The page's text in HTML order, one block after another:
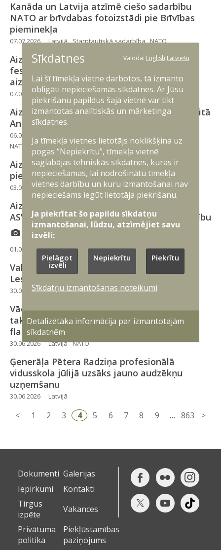
Kanāda un Latvija atzīmē ciešo sadarbību
NATO ar brīvdabas fotoizstādi pie Brīvības
pieminekļa
07.07.2026 Latvijā Starptautiskā sadarbība NATO
Aizsardzības nozares “Drošajā teltī” sarunu
festivālā “Lampa” diskutēs par valsts
aizsardzību un kiberdrošību
07.07.2026 Latvijā
Aizsardzības ministrs piedalīsies NATO samitā
Ankarā
06.07.2026
NATO
Starptautiskā sadarbība Aizsardzības politika
Aizsardzības ministrija aicina uzņēmējus
pieteikties Eiropas Savienības grantiem
03.07.2026 Latvijā Industrija
Aizsardzības ministrijas valsts sekretārs ar
ASV kara ministra vietnieku pārrunā sadarbību
01.07.2026 Latvijā
Valdība atbalsta finansējuma piešķiršanu
Lestenes muzeja ekspozīcijas izveidei
30.06.2026 Latvijā
Vācijas un Nīderlandes korpuss pārņem
taktisko komandvadību NATO austrumu
flangā Latvijā un Igaunijā
30.06.2026 Latvijā NATO
Ģenerāļa Pētera Radziņa profesionālā
vidusskola jūlijā uzsāks jauno audzēkņu
uzņemšanu
30.06.2026 Latvijā
< 1 2 3 4 5 6 7 8 9 … 863 >
Dokumenti Galerijas
Iepirkumi
Kontakti
Tirgus
izpēte
Vakances
Privātuma
politika
Piekļūstamības
paziņojums
Sīkdatnes Valoda: English Latviešu
Lai šī tīmekļa vietne darbotos, tā izmanto
obligāti nepieciešamās sīkdatnes. Ar Jūsu
piekrišanu papildus šajā vietnē var tikt
izmantotas analītiskās un mārketinga
sīkdatnes.
Ja tīmekļa vietnes lietotājs noklikšķina uz
pogas “Nepiekrītu”, tīmekļa vietnē
saglabājas tehniskās sīkdatnes, kuras ir
nepieciešamas, lai nodrošinātu tīmekļa
vietnes darbību un kuru izmantošanai nav
nepieciešams iegūt lietotāja piekrišanu.
Ja piekrītat šo papildu sīkdatņu
izmantošanai, lūdzu, atzīmējiet savu
izvēli:
Pielāgot
izvēli
Nepiekrītu Piekrītu
Sīkdatņu izmantošanas noteikumi
Detalizētāka informācija par izmantotajām
sīkdatnēm